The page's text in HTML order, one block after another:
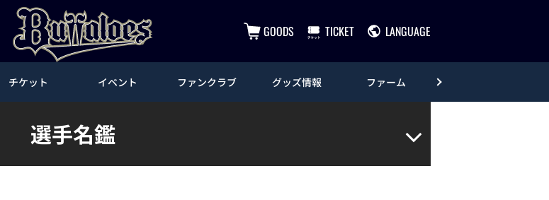
GOODS TICKET LANGUAGE
チケット イベント ファンクラブ グッズ情報 ファーム
選手名鑑